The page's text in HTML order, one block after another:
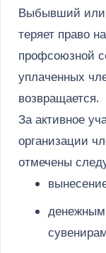
Выбывший или
теряет право
профсоюзной
уплаченных
возвращается.
За активное
организации
отмечены